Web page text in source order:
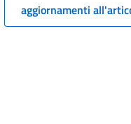
10
aggiornamenti